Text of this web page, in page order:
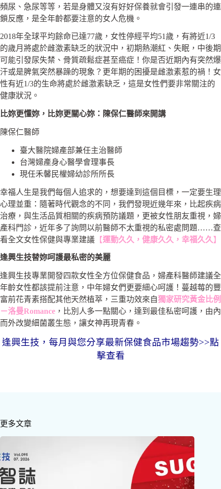
頻尿、急尿等等，若是身體又沒有好好保養就會引發一連串的連
鎖反應，是全年齡都要注意的女人危機。
2018年全球平均餘命已達77歲，女性停經平均51歲，有將近1/3
的歲月將處於雌激素缺乏的狀況中，初期熱潮紅、失眠，中後期
可能引發尿失禁、骨質疏鬆症甚至癌症！你是否近期內有突然爆
汗或是脾氣突然暴躁的現象？更年期的困擾是雌激素惹的禍！女
性有近1/3的生命將處於雌激素缺乏，這是女性們要非常關注的
健康狀況。
比妳更懂妳，比妳更關心妳：陳保仁醫師來開講
陳保仁醫師
臺大醫院婦產部兼任主治醫師
台灣婦產身心醫學會理事長
現任禾馨民權婦幼診所所長
幸福人生是我們每個人追求的，想要達到這個目標，一定要生理
心理並重：隨著時代觀念的不同，我們發現近幾年來，比起疾病
治療，與生活品質相關的疾病預防議題，更被女性朋友重視，婦
產科門診，近年多了詢問以前醫師不太重視的私密處問題……查
看全文女性保健與專業建議 【運動久久，健康久久，幸福久久 】
逢興生技替妳呵護最私密的美麗
逢興生技專業開發四款女性全方位保健食品，婦產科醫師建議全
年齡女性都該提前注意，中年婦女們更要細心呵護！蔓越莓的豐
富前花青素搭配其他天然植萃，三重功效來自獨家研究黃金比例
－洛曼Romance ，比別人多一點關心，達到最佳私密呵護，由內
而外改變細菌叢生態，讓女神再現青春。
逢興生技，每月與您分享最新保健食品市場趨勢>>點
擊查看
更多文章